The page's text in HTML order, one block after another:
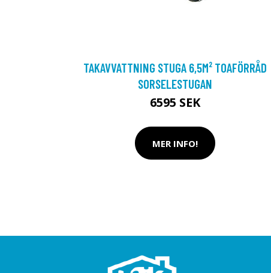
TAKAVVATTNING STUGA 6,5M² TOAFÖRRÅD
SORSELESTUGAN
6595 SEK
MER INFO!